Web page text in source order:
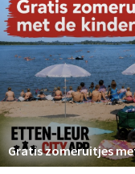
Nieuws, interviews
Eten
Drinken
Slapen
Recreatief
Winkels
Gratis zomeruitjes